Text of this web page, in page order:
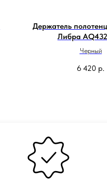
Держатель
Либра
Черный
6 420 р.